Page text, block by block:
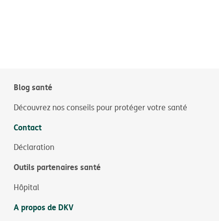
Blog santé
Découvrez nos conseils pour protéger votre santé
Contact
Déclaration
Outils partenaires santé
Hôpital
A propos de DKV